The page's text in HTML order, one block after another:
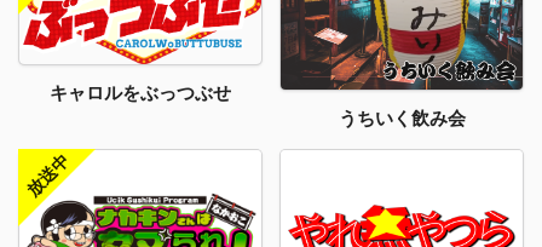
キャロルをぶっつぶせ
うちいく飲み会